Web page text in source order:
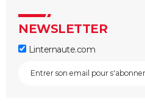
NEWSLETTER
Linternaute.com